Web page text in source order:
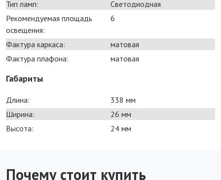
Тип ламп:
Светодиодная
Рекомендуемая площадь
освещения:
6
Фактура каркаса:
матовая
Фактура плафона:
матовая
Габариты
Длина:
338 мм
Ширина:
26 мм
Высота:
24 мм
Почему стоит купить